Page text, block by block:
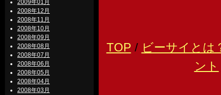
2009年01月
2008年12月
2008年11月
2008年10月
2008年09月
2008年08月
2008年07月
2008年06月
2008年05月
2008年04月
2008年03月
TOP / ビーサイとは
ント